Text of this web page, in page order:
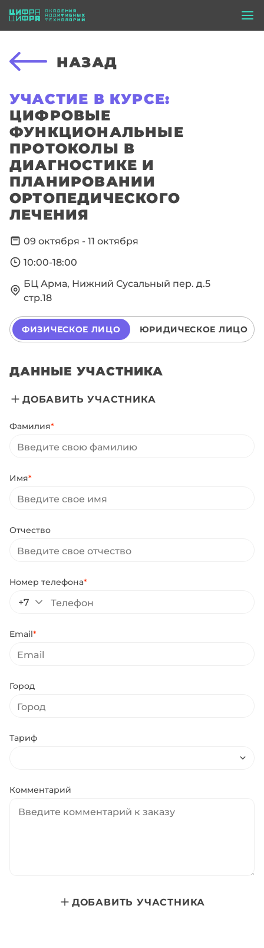
НАЗАД
УЧАСТИЕ В КУРСЕ:
ЦИФРОВЫЕ
ФУНКЦИОНАЛЬНЫЕ
ПРОТОКОЛЫ В
ДИАГНОСТИКЕ И
ПЛАНИРОВАНИИ
ОРТОПЕДИЧЕСКОГО
ЛЕЧЕНИЯ
09 октября - 11 октября
10:00-18:00
БЦ Арма, Нижний Сусальный пер. д.5
стр.18
ФИЗИЧЕСКОЕ ЛИЦО ЮРИДИЧЕСКОЕ ЛИЦО
ДАННЫЕ УЧАСТНИКА
ДОБАВИТЬ УЧАСТНИКА
Фамилия*
Имя*
Отчество
Номер телефона*
+7
Email*
Город
Тариф
Комментарий
ДОБАВИТЬ УЧАСТНИКА